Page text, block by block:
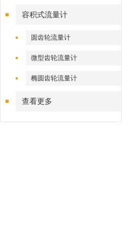
容积式流量计
圆齿轮流量计
微型齿轮流量计
椭圆齿轮流量计
查看更多